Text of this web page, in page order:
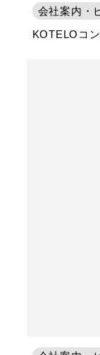
会社案内・
KOTELOコ